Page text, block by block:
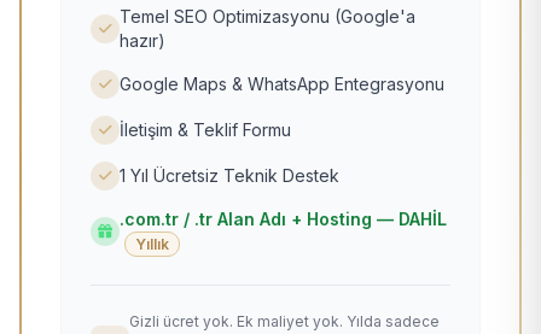
Temel SEO Optimizasyonu (Google'a
hazır)
Google Maps & WhatsApp Entegrasyonu
İletişim & Teklif Formu
1 Yıl Ücretsiz Teknik Destek
.com.tr / .tr Alan Adı + Hosting — DAHİL
Yıllık
Gizli ücret yok. Ek maliyet yok. Yılda sadece